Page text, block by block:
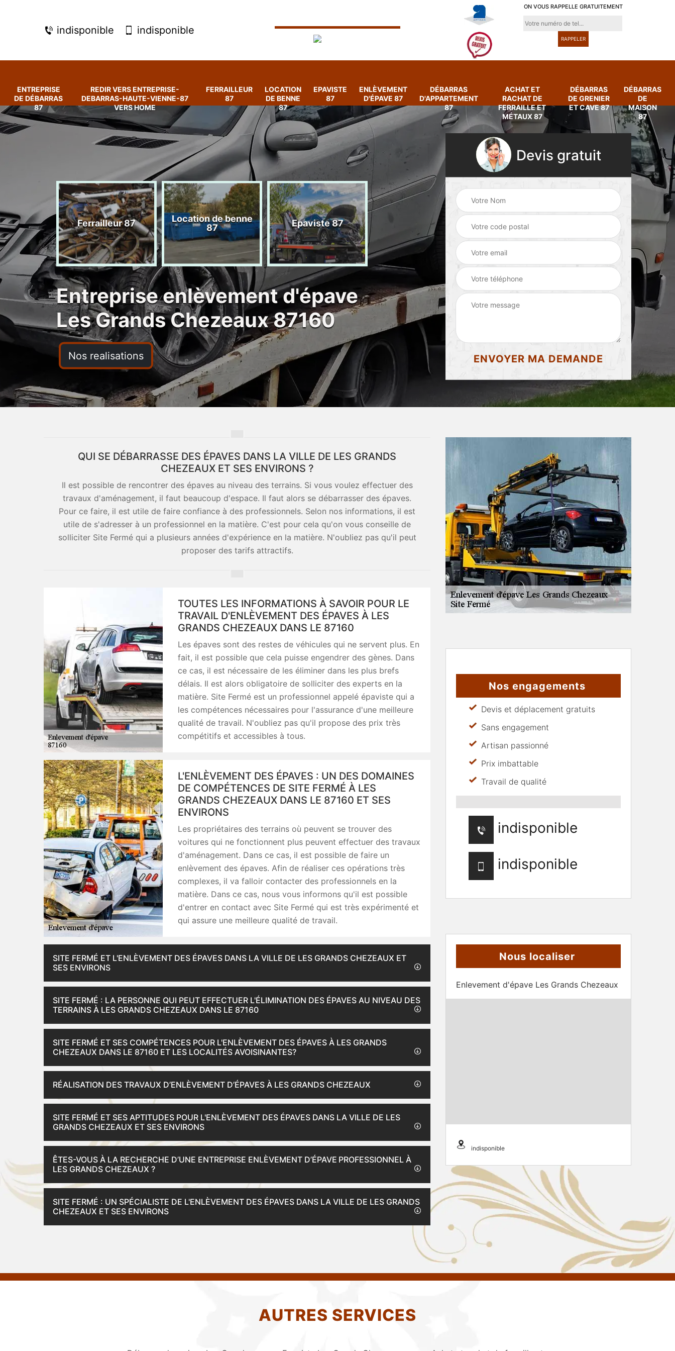
indisponible indisponible
ON VOUS RAPPELLE GRATUITEMENT
ENTREPRISE
DE DÉBARRAS
87
REDIR VERS ENTREPRISE-
DEBARRAS-HAUTE-VIENNE-87
VERS HOME
FERRAILLEUR
87
LOCATION
DE BENNE
87
EPAVISTE
87
ENLÈVEMENT
D'ÉPAVE 87
DÉBARRAS
D'APPARTEMENT
87
ACHAT ET
RACHAT DE
FERRAILLE ET
MÉTAUX 87
DÉBARRAS
DE GRENIER
ET CAVE 87
DÉBARRAS
DE
MAISON
87
de
87
Ferrailleur 87
Location de benne
87
Epaviste 87
Enlèvement
d'épave 87
d'appartement 87
Achat et rachat de
ferraille et métaux
Entreprise enlèvement d'épave
Les Grands Chezeaux 87160
Nos realisations
Devis gratuit
QUI SE DÉBARRASSE DES ÉPAVES DANS LA VILLE DE LES GRANDS
CHEZEAUX ET SES ENVIRONS ?
Il est possible de rencontrer des épaves au niveau des terrains. Si vous voulez effectuer des
travaux d'aménagement, il faut beaucoup d'espace. Il faut alors se débarrasser des épaves.
Pour ce faire, il est utile de faire confiance à des professionnels. Selon nos informations, il est
utile de s'adresser à un professionnel en la matière. C'est pour cela qu'on vous conseille de
solliciter Site Fermé qui a plusieurs années d'expérience en la matière. N'oubliez pas qu'il peut
proposer des tarifs attractifs.
TOUTES LES INFORMATIONS À SAVOIR POUR LE
TRAVAIL D'ENLÈVEMENT DES ÉPAVES À LES
GRANDS CHEZEAUX DANS LE 87160
Les épaves sont des restes de véhicules qui ne servent plus. En
fait, il est possible que cela puisse engendrer des gènes. Dans
ce cas, il est nécessaire de les éliminer dans les plus brefs
délais. Il est alors obligatoire de solliciter des experts en la
matière. Site Fermé est un professionnel appelé épaviste qui a
les compétences nécessaires pour l'assurance d'une meilleure
qualité de travail. N'oubliez pas qu'il propose des prix très
compétitifs et accessibles à tous.
L'ENLÈVEMENT DES ÉPAVES : UN DES DOMAINES
DE COMPÉTENCES DE SITE FERMÉ À LES
GRANDS CHEZEAUX DANS LE 87160 ET SES
ENVIRONS
Les propriétaires des terrains où peuvent se trouver des
voitures qui ne fonctionnent plus peuvent effectuer des travaux
d'aménagement. Dans ce cas, il est possible de faire un
enlèvement des épaves. Afin de réaliser ces opérations très
complexes, il va falloir contacter des professionnels en la
matière. Dans ce cas, nous vous informons qu'il est possible
d'entrer en contact avec Site Fermé qui est très expérimenté et
qui assure une meilleure qualité de travail.
SITE FERMÉ ET L'ENLÈVEMENT DES ÉPAVES DANS LA VILLE DE LES GRANDS CHEZEAUX ET
SES ENVIRONS
SITE FERMÉ : LA PERSONNE QUI PEUT EFFECTUER L'ÉLIMINATION DES ÉPAVES AU NIVEAU DES
TERRAINS À LES GRANDS CHEZEAUX DANS LE 87160
SITE FERMÉ ET SES COMPÉTENCES POUR L'ENLÈVEMENT DES ÉPAVES À LES GRANDS
CHEZEAUX DANS LE 87160 ET LES LOCALITÉS AVOISINANTES?
RÉALISATION DES TRAVAUX D’ENLÈVEMENT D’ÉPAVES À LES GRANDS CHEZEAUX
SITE FERMÉ ET SES APTITUDES POUR L'ENLÈVEMENT DES ÉPAVES DANS LA VILLE DE LES
GRANDS CHEZEAUX ET SES ENVIRONS
ÊTES-VOUS À LA RECHERCHE D’UNE ENTREPRISE ENLÈVEMENT D’ÉPAVE PROFESSIONNEL À
LES GRANDS CHEZEAUX ?
SITE FERMÉ : UN SPÉCIALISTE DE L'ENLÈVEMENT DES ÉPAVES DANS LA VILLE DE LES GRANDS
CHEZEAUX ET SES ENVIRONS
Nos engagements
Devis et déplacement gratuits
Sans engagement
Artisan passionné
Prix imbattable
Travail de qualité
indisponible
indisponible
Nous localiser
Enlevement d'épave Les Grands Chezeaux
indisponible
AUTRES SERVICES